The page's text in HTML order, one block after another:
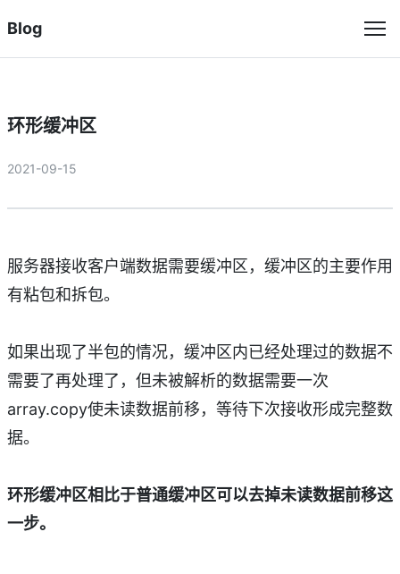
Blog
环形缓冲区
2021-09-15
服务器接收客户端数据需要缓冲区，缓冲区的主要作用
有粘包和拆包。
如果出现了半包的情况，缓冲区内已经处理过的数据不
需要了再处理了，但未被解析的数据需要一次
array.copy使未读数据前移，等待下次接收形成完整数
据。
环形缓冲区相比于普通缓冲区可以去掉未读数据前移这
一步。